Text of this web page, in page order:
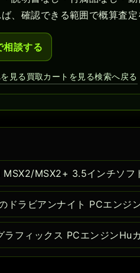
、確認できる範囲で概算査定
相談する
見る買取カートを見る検索へ戻る
MSX2/MSX2+ 3.5インチソフ
ドラビアンナイト PCエンジ
ラフィックス PCエンジンHu